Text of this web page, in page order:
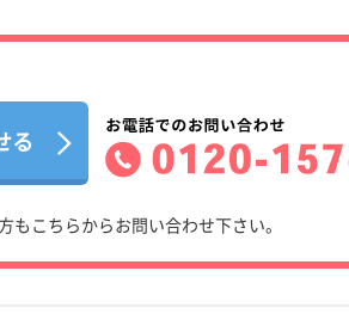
る
もこちらからお問い合わせ下さい。